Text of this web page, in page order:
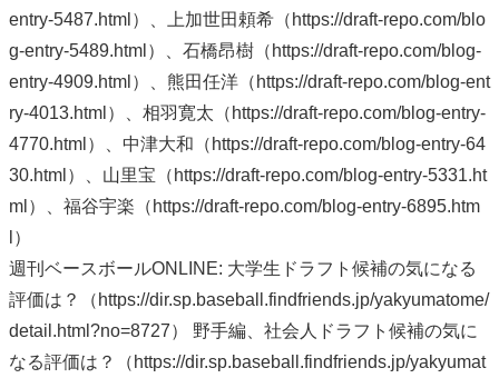
entry-5487.html）、上加世田頼希（https://draft-repo.com/blo
g-entry-5489.html）、石橋昂樹（https://draft-repo.com/blog-
entry-4909.html）、熊田任洋（https://draft-repo.com/blog-ent
ry-4013.html）、相羽寛太（https://draft-repo.com/blog-entry-
4770.html）、中津大和（https://draft-repo.com/blog-entry-64
30.html）、山里宝（https://draft-repo.com/blog-entry-5331.ht
ml）、福谷宇楽（https://draft-repo.com/blog-entry-6895.htm
l）
週刊ベースボールONLINE: 大学生ドラフト候補の気になる
評価は？（https://dir.sp.baseball.findfriends.jp/yakyumatome/
detail.html?no=8727） 野手編、社会人ドラフト候補の気に
なる評価は？（https://dir.sp.baseball.findfriends.jp/yakyumat